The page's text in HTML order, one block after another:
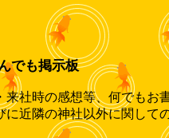
でも掲示板
来社時の感想等、何でもお
に近隣の神社以外に関して